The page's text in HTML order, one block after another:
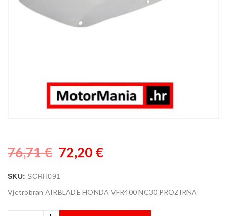
76,71€ 72,20 €
SKU: SCRH091
Vjetrobran AIRBLADE HONDA VFR400 NC30 PROZIRNA